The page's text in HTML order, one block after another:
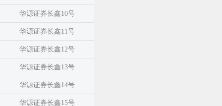
华源证券长鑫10号
华源证券长鑫11号
华源证券长鑫12号
华源证券长鑫13号
华源证券长鑫14号
华源证券长鑫15号